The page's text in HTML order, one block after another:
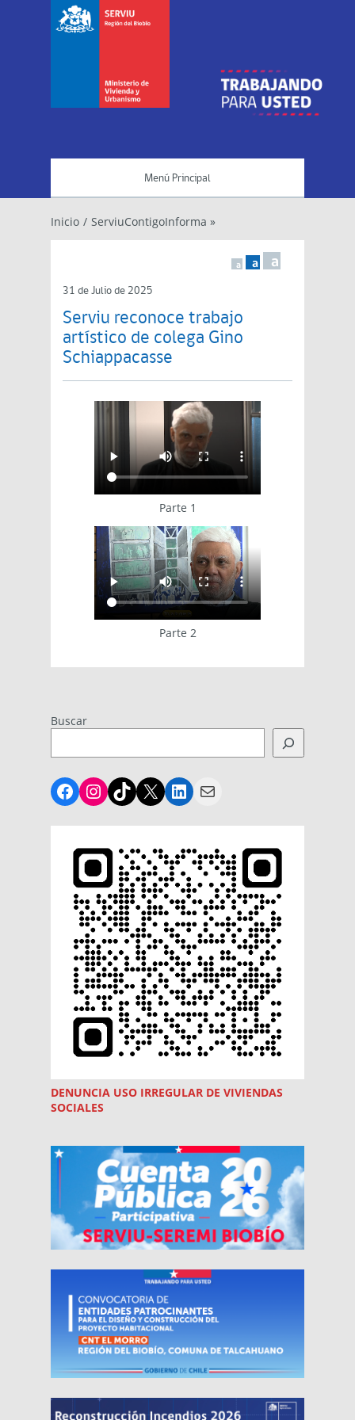
Menú Principal
Inicio / ServiuContigoInforma »
a a a
31 de Julio de 2025
Serviu reconoce trabajo
artístico de colega Gino
Schiappacasse
Parte 1
Parte 2
Buscar
Facebook
Instagram
TikTok
X LinkedIn
Mail
DENUNCIA USO IRREGULAR DE VIVIENDAS
SOCIALES